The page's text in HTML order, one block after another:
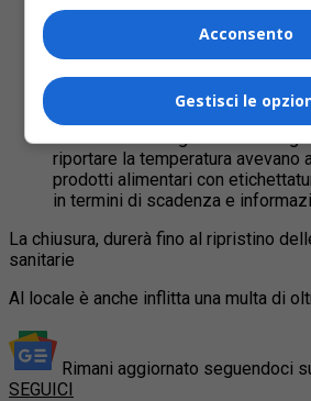
I locali cucina deposito e
rispettavano criteri di igiene. Le
presentavano colature di olio e
pavimenti sporchi di residui. Le
risultavano ossidate o prive di
talvolta inefficienti come la
l’abbattitore. I frigoriferi e i
riportare la temperatura avevano
prodotti alimentari con
in termini di scadenza e
La chiusura, durerà fino al ripristino
sanitarie
Al locale è anche inflitta una multa di
Rimani aggiornato seguendoci
SEGUICI
Acconsento
Gestisci le